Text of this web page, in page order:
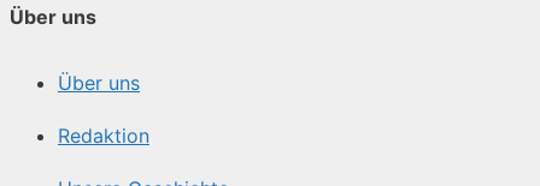
Über uns
Über uns
Redaktion